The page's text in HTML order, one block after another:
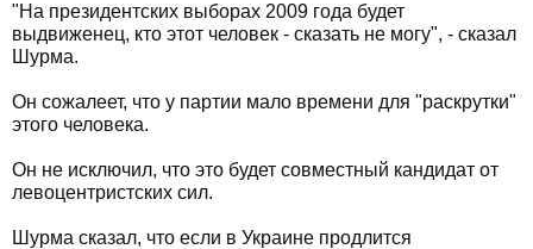
"На президентских выборах 2009 года будет
выдвиженец, кто этот человек - сказать не могу", - сказал
Шурма.
Он сожалеет, что у партии мало времени для "раскрутки"
этого человека.
Он не исключил, что это будет совместный кандидат от
левоцентристских сил.
Шурма сказал, что если в Украине продлится